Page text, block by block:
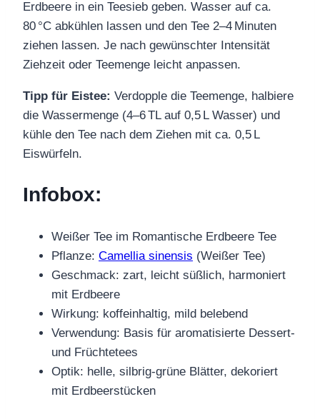
Erdbeere in ein Teesieb geben. Wasser auf ca.
80 °C abkühlen lassen und den Tee 2–4 Minuten
ziehen lassen. Je nach gewünschter Intensität
Ziehzeit oder Teemenge leicht anpassen.
Tipp für Eistee: Verdopple die Teemenge, halbiere
die Wassermenge (4–6 TL auf 0,5 L Wasser) und
kühle den Tee nach dem Ziehen mit ca. 0,5 L
Eiswürfeln.
Infobox:
Weißer Tee im Romantische Erdbeere Tee
Pflanze: Camellia sinensis (Weißer Tee)
Geschmack: zart, leicht süßlich, harmoniert
mit Erdbeere
Wirkung: koffeinhaltig, mild belebend
Verwendung: Basis für aromatisierte Dessert-
und Früchtetees
Optik: helle, silbrig-grüne Blätter, dekoriert
mit Erdbeerstücken